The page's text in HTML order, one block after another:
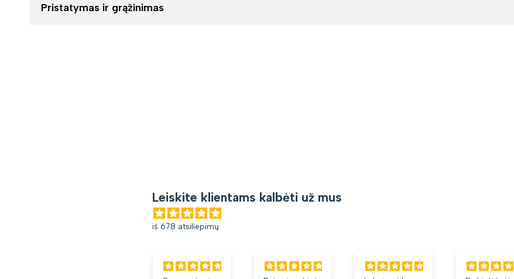
Pristatymas ir grąžinimas
Leiskite klientams kalbėti už mus
iš 678 atsiliepimų